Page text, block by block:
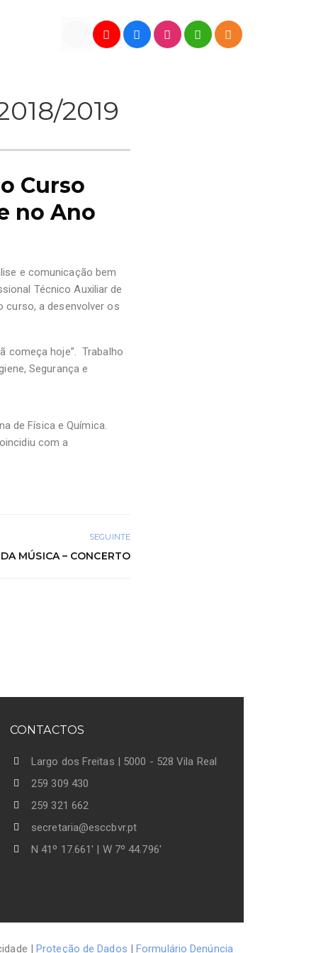
2019
Curso
no Ano
e comunicação bem
Técnico Auxiliar de
curso, a desenvolver os
começa hoje”. Trabalho
Segurança e
de Física e Química.
com a
SEGUINTE
MÚSICA – CONCERTO
CONTACTOS
Largo dos Freitas | 5000 - 528 Vila Real
259 309 430
259 321 662
secretaria@esccbvr.pt
N 41º 17.661' | W 7º 44.796'
|Proteção de Dados |Formulário Denúncia